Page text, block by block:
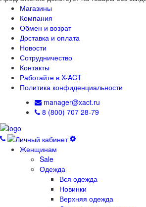
Магазины
Компания
Обмен и возрат
Доставка и оплата
Новости
Сотрудничество
Контакты
Работайте в X-ACT
Политика конфиденциальности
manager@xact.ru
8 (800) 707 28-79
Женщинам
Sale
Одежда
Вся одежда
Новинки
Верхняя одежда